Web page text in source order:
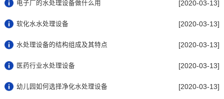
电子厂的水处理设备做什么用 [2020-03-13]
软化水水处理设备 [2020-03-13]
水处理设备的结构组成及其特点 [2020-03-13]
医药行业水处理设备 [2020-03-13]
幼儿园如何选择净化水处理设备 [2020-03-13]